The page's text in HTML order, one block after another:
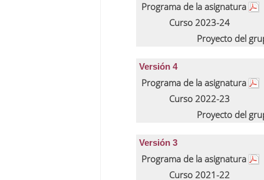
Programa de la asignatura
Curso 2023-24
Proyecto del
Versión 4
Programa de la asignatura
Curso 2022-23
Proyecto del
Versión 3
Programa de la asignatura
Curso 2021-22